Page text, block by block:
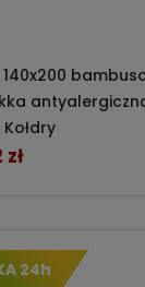
140x200
24h